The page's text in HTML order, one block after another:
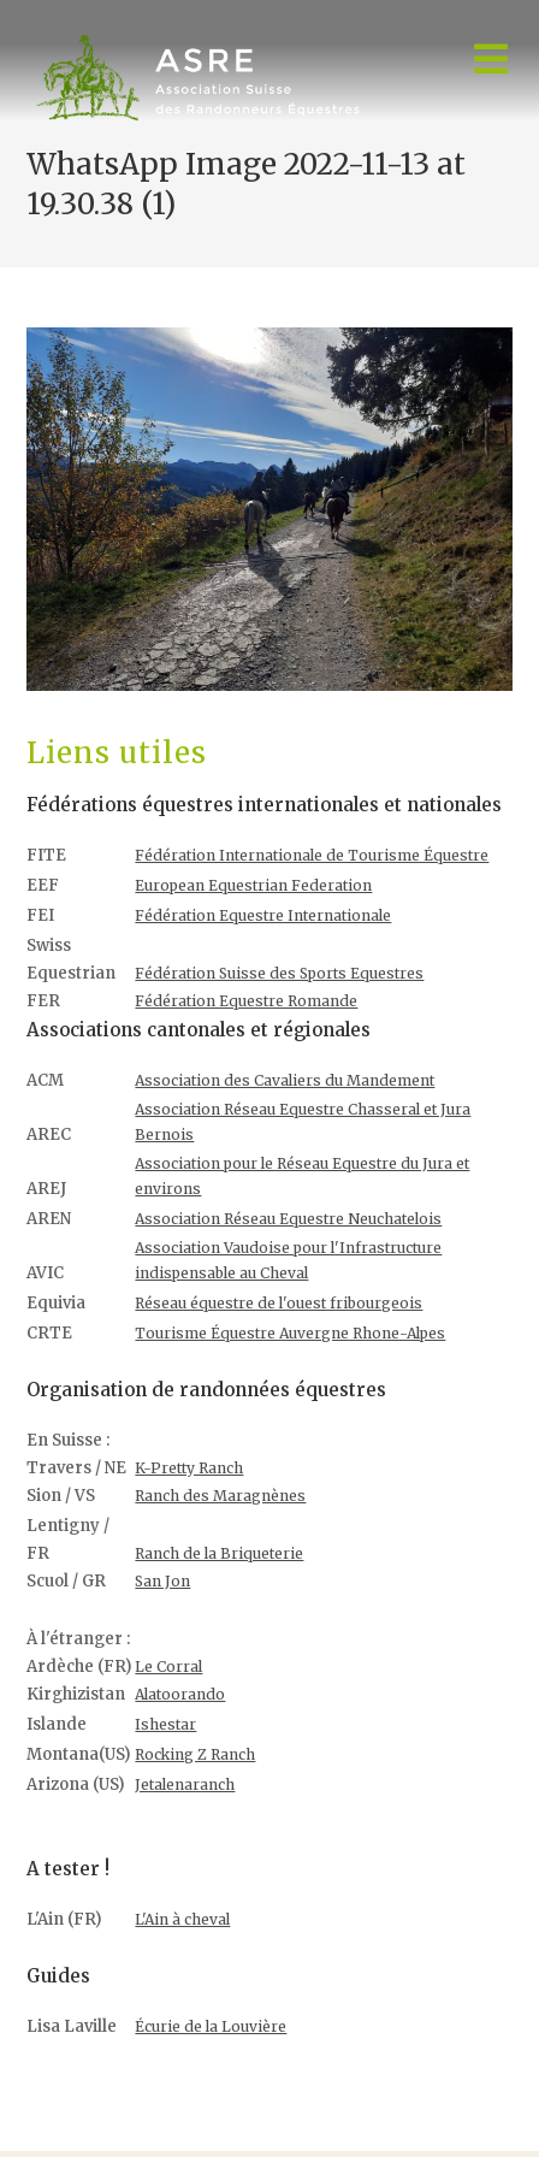
content
WhatsApp Image 2022-11-13 at
19.30.38 (1)
Liens utiles
Fédérations équestres internationales et nationales
FITE Fédération Internationale de Tourisme Équestre
EEF European Equestrian Federation
FEI Fédération Equestre Internationale
Swiss
Equestrian
Fédération Suisse des Sports Equestres
FER Fédération Equestre Romande
Associations cantonales et régionales
ACM Association des Cavaliers du Mandement
AREC
Association Réseau Equestre Chasseral et Jura
Bernois
AREJ
Association pour le Réseau Equestre du Jura et
environs
AREN Association Réseau Equestre Neuchatelois
AVIC
Association Vaudoise pour l'Infrastructure
indispensable au Cheval
Equivia Réseau équestre de l'ouest fribourgeois
CRTE Tourisme Équestre Auvergne Rhone-Alpes
Organisation de randonnées équestres
En Suisse :
Travers / NE K-Pretty Ranch
Sion / VS Ranch des Maragnènes
Lentigny /
FR
Ranch de la Briqueterie
Scuol / GR San Jon
À l'étranger :
Ardèche (FR) Le Corral
Kirghizistan Alatoorando
Islande Ishestar
Montana(US) Rocking Z Ranch
Arizona (US) Jetalenaranch
A tester !
L'Ain (FR) L'Ain à cheval
Guides
Lisa Laville Écurie de la Louvière